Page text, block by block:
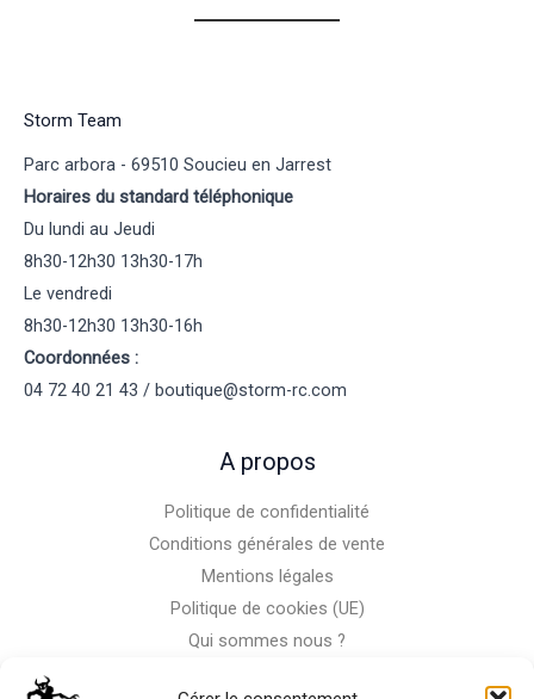
Storm Team
Parc arbora - 69510 Soucieu en Jarrest
Horaires du standard téléphonique
Du lundi au Jeudi
8h30-12h30 13h30-17h
Le vendredi
8h30-12h30 13h30-16h
Coordonnées :
04 72 40 21 43 / boutique@storm-rc.com
A propos
Politique de confidentialité
Conditions générales de vente
Mentions légales
Politique de cookies (UE)
Qui sommes nous ?